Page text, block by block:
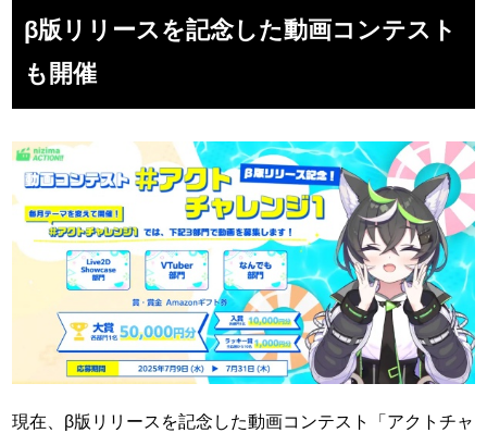
β版リリースを記念した動画コンテスト
も開催
現在、β版リリースを記念した動画コンテスト「アクトチャ